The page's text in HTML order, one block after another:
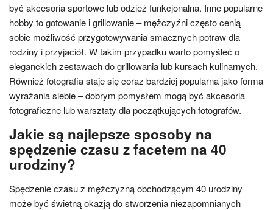
być akcesoria sportowe lub odzież funkcjonalna. Inne popularne
hobby to gotowanie i grillowanie – mężczyźni często cenią
sobie możliwość przygotowywania smacznych potraw dla
rodziny i przyjaciół. W takim przypadku warto pomyśleć o
eleganckich zestawach do grillowania lub kursach kulinarnych.
Również fotografia staje się coraz bardziej popularna jako forma
wyrażania siebie – dobrym pomysłem mogą być akcesoria
fotograficzne lub warsztaty dla początkujących fotografów.
Jakie są najlepsze sposoby na
spędzenie czasu z facetem na 40
urodziny?
Spędzenie czasu z mężczyzną obchodzącym 40 urodziny
może być świetną okazją do stworzenia niezapomnianych